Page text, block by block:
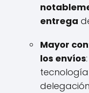
entrega
Mayor
los envíos